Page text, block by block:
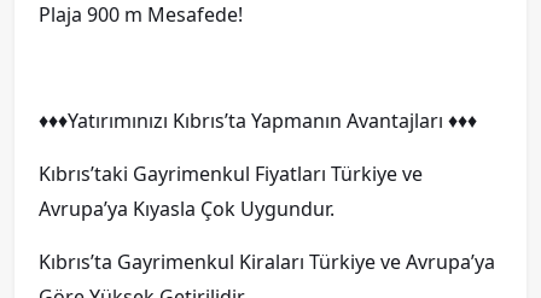
Plaja 900 m Mesafede!
♦️♦️♦️Yatırımınızı Kıbrıs’ta Yapmanın Avantajları ♦️♦️♦️
Kıbrıs’taki Gayrimenkul Fiyatları Türkiye ve
Avrupa’ya Kıyasla Çok Uygundur.
Kıbrıs’ta Gayrimenkul Kiraları Türkiye ve Avrupa’ya